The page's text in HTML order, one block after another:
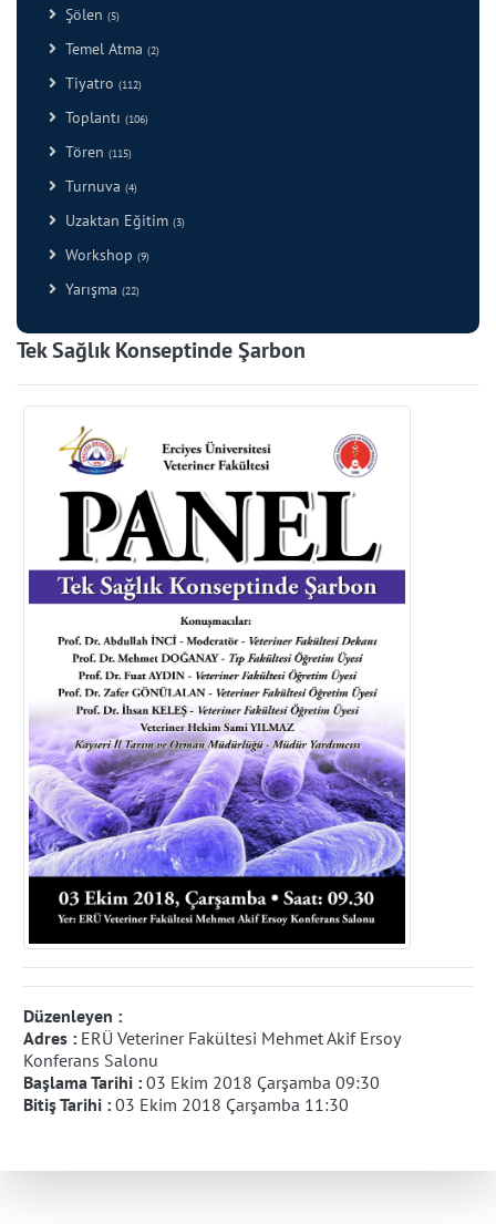
Şölen (5)
Temel Atma (2)
Tiyatro (112)
Toplantı (106)
Tören (115)
Turnuva (4)
Uzaktan Eğitim (3)
Workshop (9)
Yarışma (22)
Tek Sağlık Konseptinde Şarbon
Düzenleyen :
Adres : ERÜ Veteriner Fakültesi Mehmet Akif Ersoy
Konferans Salonu
Başlama Tarihi : 03 Ekim 2018 Çarşamba 09:30
Bitiş Tarihi : 03 Ekim 2018 Çarşamba 11:30